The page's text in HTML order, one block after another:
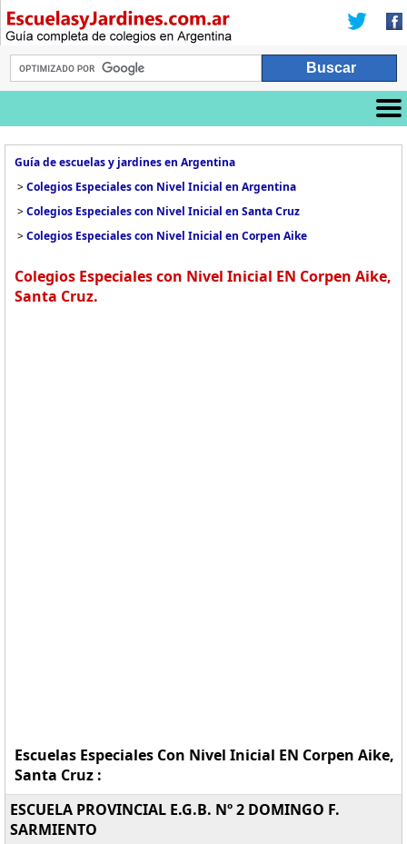
Guía de escuelas y jardines en Argentina
>Colegios Especiales con Nivel Inicial en Argentina
>Colegios Especiales con Nivel Inicial en Santa Cruz
>Colegios Especiales con Nivel Inicial en Corpen Aike
Colegios Especiales con Nivel Inicial EN Corpen Aike,
Santa Cruz.
Escuelas Especiales Con Nivel Inicial EN Corpen Aike,
Santa Cruz :
ESCUELA PROVINCIAL E.G.B. Nº 2 DOMINGO F.
SARMIENTO